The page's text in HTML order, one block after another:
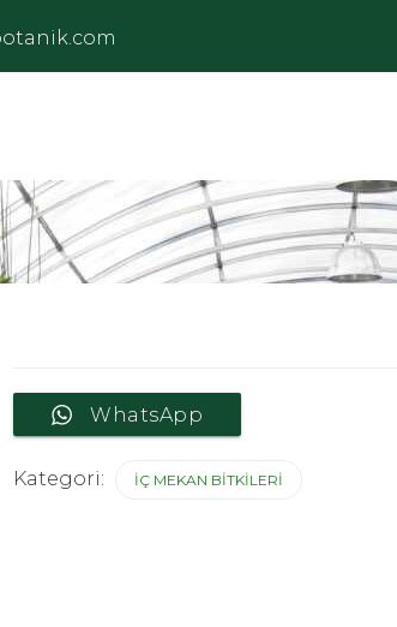
WhatsApp
Kategori: İÇ MEKAN BITKILERI